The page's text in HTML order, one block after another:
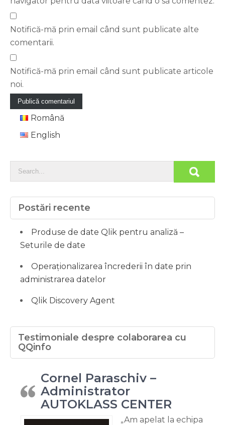
Notifică-mă prin email când sunt publicate alte
comentarii.
Notifică-mă prin email când sunt publicate articole
noi.
Română
English
Postări recente
Produse de date Qlik pentru analiză –
Seturile de date
Operaționalizarea încrederii în date prin
administrarea datelor
Qlik Discovery Agent
Testimoniale despre colaborarea cu
QQinfo
Cornel Paraschiv –
Administrator
AUTOKLASS CENTER
„Am apelat la echipa